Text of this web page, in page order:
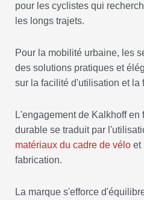
pour les cyclistes qui
les longs trajets.
Pour la mobilité urbaine, les
des solutions pratiques et
sur la facilité d'utilisation et la
L'engagement de Kalkhoff
durable se traduit par
matériaux du cadre de vélo et
fabrication.
La marque s'efforce